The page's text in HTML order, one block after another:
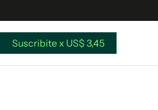
Suscribite x US$ 3,45